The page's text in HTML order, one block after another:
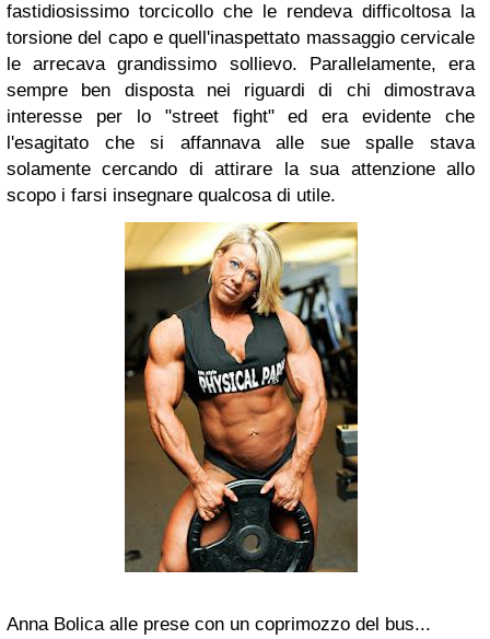
fastidiosissimo torcicollo che le rendeva difficoltosa la
torsione del capo e quell'inaspettato massaggio cervicale
le arrecava grandissimo sollievo. Parallelamente, era
sempre ben disposta nei riguardi di chi dimostrava
interesse per lo "street fight" ed era evidente che
l'esagitato che si affannava alle sue spalle stava
solamente cercando di attirare la sua attenzione allo
scopo i farsi insegnare qualcosa di utile.
Anna Bolica alle prese con un coprimozzo del bus...